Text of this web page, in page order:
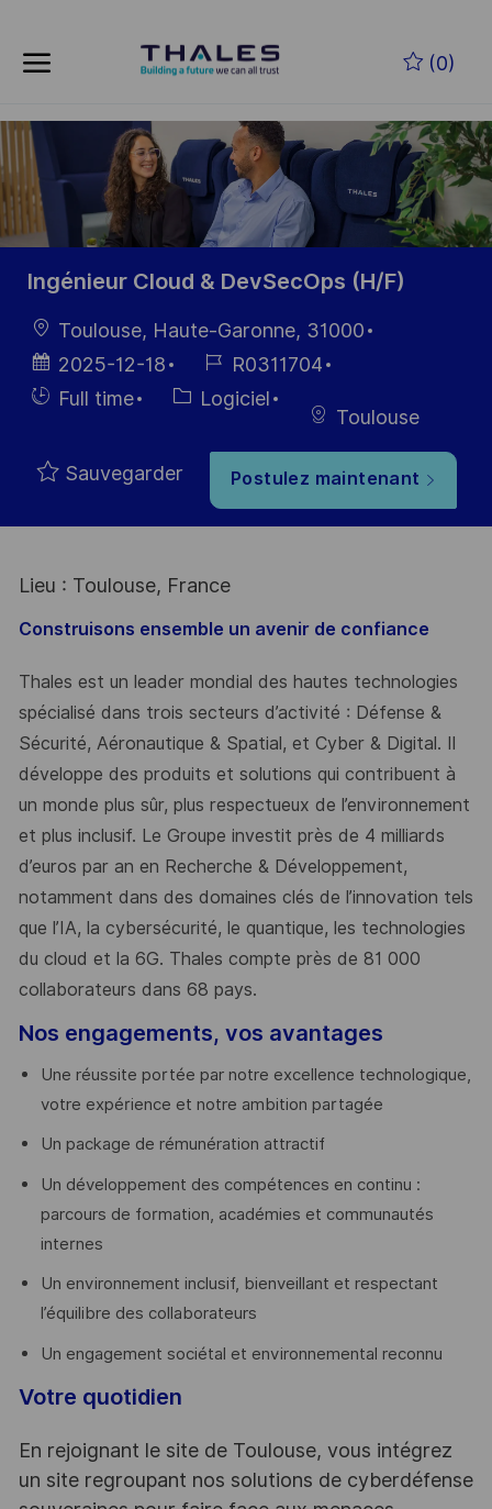
(0)
-
Ingénieur Cloud & DevSecOps (H/F)
localisation
Toulouse, Haute-Garonne, 31000
Date
d’affichage
2025-12-18
Référence
du poste
R0311704
HiringFull time Catégorie
Logiciel
Toulouse
Sauvegarder Postulez maintenant
Lieu : Toulouse, France
Construisons ensemble un avenir de confiance
Thales est un leader mondial des hautes technologies
spécialisé dans trois secteurs d’activité : Défense &
Sécurité, Aéronautique & Spatial, et Cyber & Digital. Il
développe des produits et solutions qui contribuent à
un monde plus sûr, plus respectueux de l’environnement
et plus inclusif. Le Groupe investit près de 4 milliards
d’euros par an en Recherche & Développement,
notamment dans des domaines clés de l’innovation tels
que l’IA, la cybersécurité, le quantique, les technologies
du cloud et la 6G. Thales compte près de 81 000
collaborateurs dans 68 pays.
Nos engagements, vos avantages
Une réussite portée par notre excellence technologique,
votre expérience et notre ambition partagée
Un package de rémunération attractif
Un développement des compétences en continu :
parcours de formation, académies et communautés
internes
Un environnement inclusif, bienveillant et respectant
l’équilibre des collaborateurs
Un engagement sociétal et environnemental reconnu
Votre quotidien
En rejoignant le site de Toulouse, vous intégrez
un site regroupant nos solutions de cyberdéfense